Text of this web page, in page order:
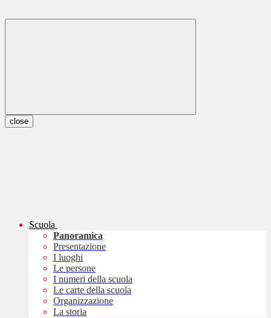
close
Scuola
Panoramica
Presentazione
I luoghi
Le persone
I numeri della scuola
Le carte della scuola
Organizzazione
La storia